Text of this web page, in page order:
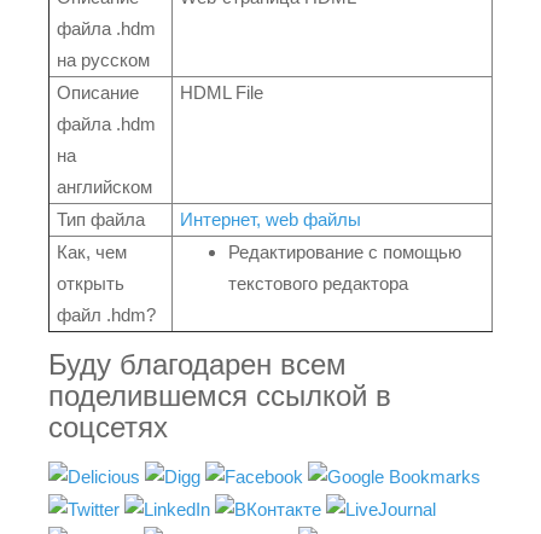
файла .hdm
на русском
Описание
файла .hdm
на
английском
HDML File
Тип файла
Интернет, web файлы
Как, чем
открыть
файл .hdm?
Редактирование с помощью
текстового редактора
Буду благодарен всем
поделившемся ссылкой в
соцсетях